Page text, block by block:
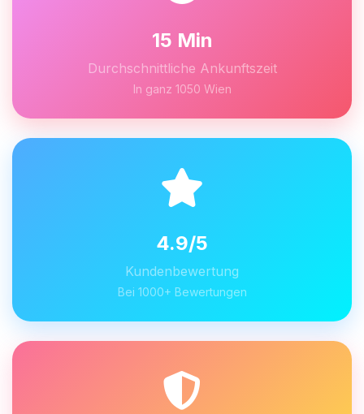
15 Min
Durchschnittliche Ankunftszeit
In ganz 1050 Wien
4.9/5
Kundenbewertung
Bei 1000+ Bewertungen